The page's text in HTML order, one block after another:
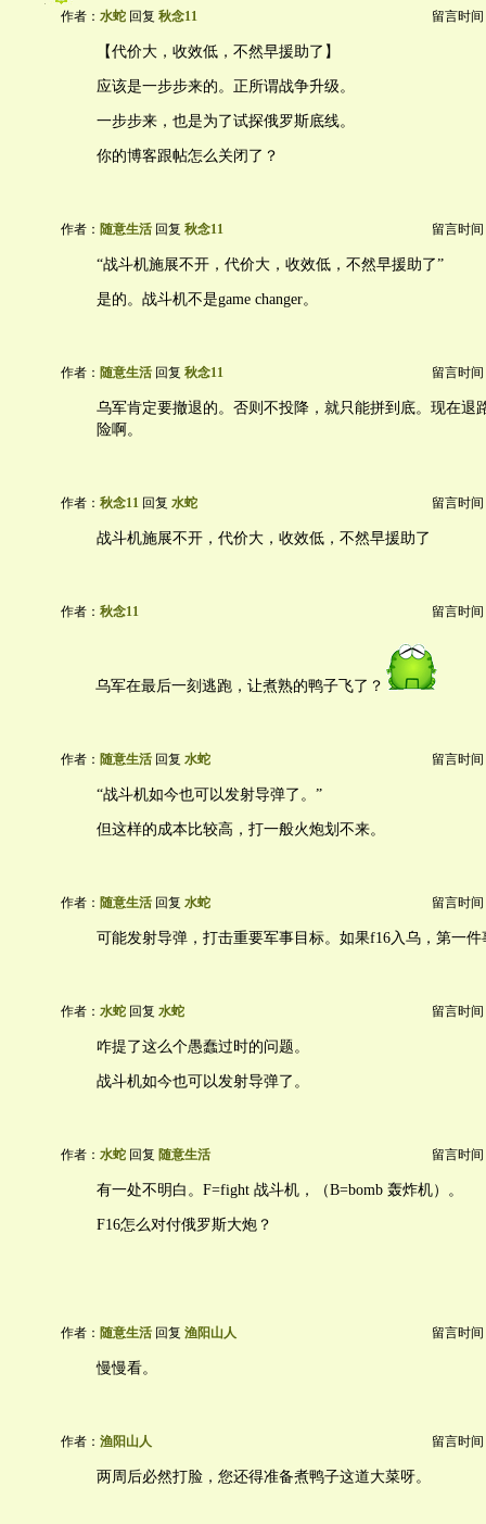
作者： 水蛇 回复 秋念11 留言时间
【代价大，收效低，不然早援助了】
应该是一步步来的。正所谓战争升级。
一步步来，也是为了试探俄罗斯底线。
你的博客跟帖怎么关闭了？
作者： 随意生活 回复 秋念11 留言时间
“战斗机施展不开，代价大，收效低，不然早援助了”
是的。战斗机不是game changer。
作者： 随意生活 回复 秋念11 留言时间
乌军肯定要撤退的。否则不投降，就只能拼到底。现在退
险啊。
作者： 秋念11 回复 水蛇 留言时间
战斗机施展不开，代价大，收效低，不然早援助了
作者： 秋念11 留言时间
乌军在最后一刻逃跑，让煮熟的鸭子飞了？
作者： 随意生活 回复 水蛇 留言时间
“战斗机如今也可以发射导弹了。”
但这样的成本比较高，打一般火炮划不来。
作者： 随意生活 回复 水蛇 留言时间
可能发射导弹，打击重要军事目标。如果f16入乌，第一
作者： 水蛇 回复 水蛇 留言时间
咋提了这么个愚蠢过时的问题。
战斗机如今也可以发射导弹了。
作者： 水蛇 回复 随意生活 留言时间
有一处不明白。F=fight 战斗机，（B=bomb 轰炸机）。
F16怎么对付俄罗斯大炮？
作者： 随意生活 回复 渔阳山人 留言时间
慢慢看。
作者： 渔阳山人 留言时间
两周后必然打脸，您还得准备煮鸭子这道大菜呀。